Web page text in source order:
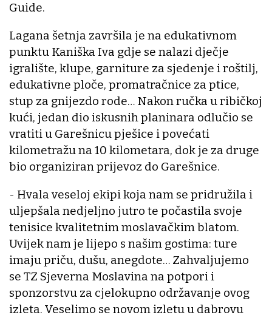
Guide.
Lagana šetnja završila je na edukativnom
punktu Kaniška Iva gdje se nalazi dječje
igralište, klupe, garniture za sjedenje i roštilj,
edukativne ploče, promatračnice za ptice,
stup za gnijezdo rode… Nakon ručka u ribičkoj
kući, jedan dio iskusnih planinara odlučio se
vratiti u Garešnicu pješice i povećati
kilometražu na 10 kilometara, dok je za druge
bio organiziran prijevoz do Garešnice.
- Hvala veseloj ekipi koja nam se pridružila i
uljepšala nedjeljno jutro te počastila svoje
tenisice kvalitetnim moslavačkim blatom.
Uvijek nam je lijepo s našim gostima: ture
imaju priču, dušu, anegdote… Zahvaljujemo
se TZ Sjeverna Moslavina na potpori i
sponzorstvu za cjelokupno održavanje ovog
izleta. Veselimo se novom izletu u dabrovu